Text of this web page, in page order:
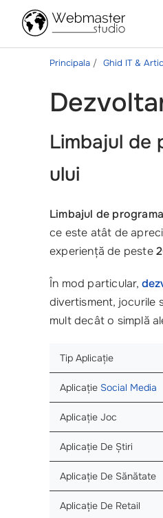
Principala Ghid IT &
Limbajul de
ului
Limbajul de
ce este atât de
experiență de peste
În mod particular,
divertisment, jocurile
mult decât o simplă
Tip Aplicație
Aplicație Social Media
Aplicație Joc
Aplicație De Știri
Aplicație De Sănătate
Aplicație De Retail